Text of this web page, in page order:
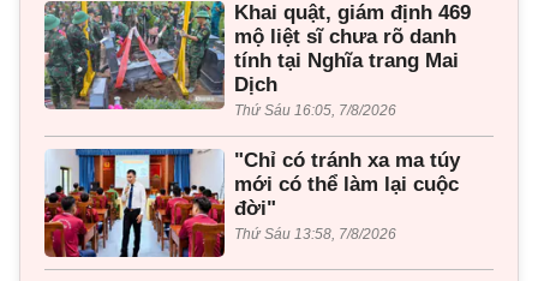
Khai quật, giám định 469
mộ liệt sĩ chưa rõ danh
tính tại Nghĩa trang Mai
Dịch
Thứ Sáu 16:05, 7/8/2026
"Chỉ có tránh xa ma túy
mới có thể làm lại cuộc
đời"
Thứ Sáu 13:58, 7/8/2026